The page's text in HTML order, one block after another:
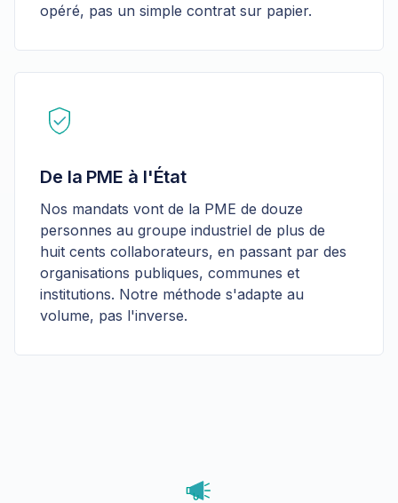
opéré, pas un simple contrat sur papier.
De la PME à l'État
Nos mandats vont de la PME de douze
personnes au groupe industriel de plus de
huit cents collaborateurs, en passant par des
organisations publiques, communes et
institutions. Notre méthode s'adapte au
volume, pas l'inverse.